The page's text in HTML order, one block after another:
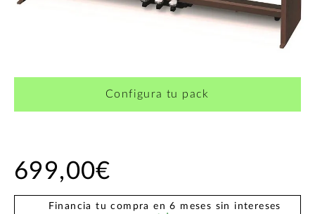
Configura tu pack
699,00€
Financia tu compra en 6 meses sin intereses